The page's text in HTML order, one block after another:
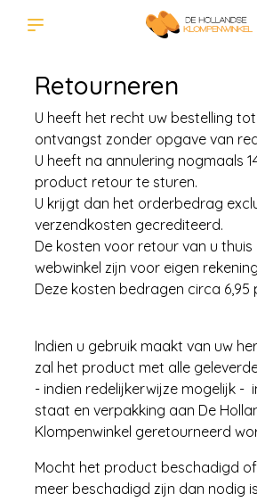
Retourneren
U heeft het recht uw bestelling
ontvangst zonder opgave van
U heeft na annulering nogmaals
product retour te sturen.
U krijgt dan het orderbedrag
verzendkosten gecrediteerd.
De kosten voor retour van u
webwinkel zijn voor eigen
Deze kosten bedragen circa 6,95
Indien u gebruik maakt van uw
zal het product met alle
- indien redelijkerwijze mogelijk -
staat en verpakking aan De
Klompenwinkel geretourneerd
Mocht het product beschadigd
meer beschadigd zijn dan nodig